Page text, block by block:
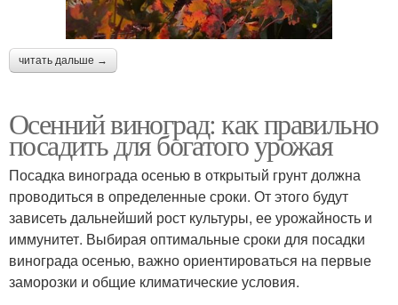
читать дальше →
Осенний виноград: как правильно
посадить для богатого урожая
Посадка винограда осенью в открытый грунт должна
проводиться в определенные сроки. От этого будут
зависеть дальнейший рост культуры, ее урожайность и
иммунитет. Выбирая оптимальные сроки для посадки
винограда осенью, важно ориентироваться на первые
заморозки и общие климатические условия.